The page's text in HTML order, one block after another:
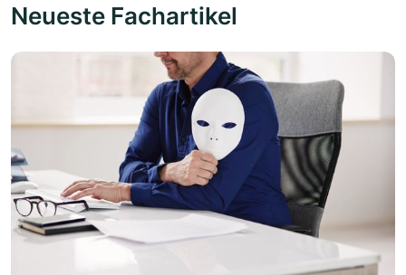
Neueste Fachartikel